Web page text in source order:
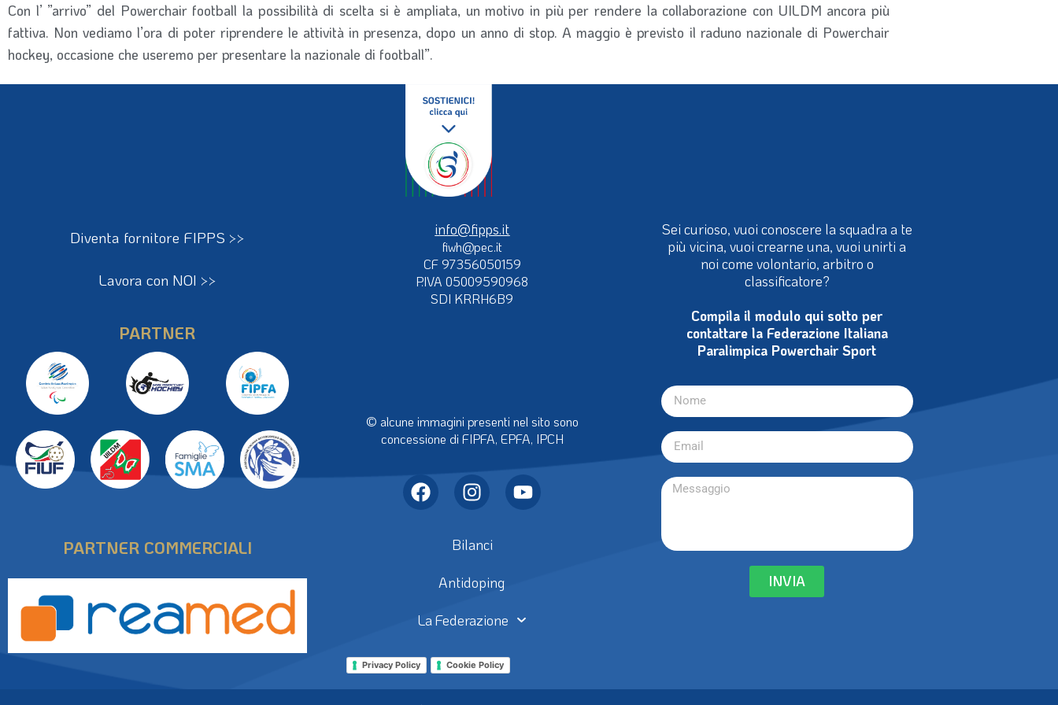
Con l’ ”arrivo” del Powerchair football la possibilità di scelta si è ampliata, un motivo in più per rendere la collaborazione con UILDM ancora più
fattiva. Non vediamo l’ora di poter riprendere le attività in presenza, dopo un anno di stop. A maggio è previsto il raduno nazionale di Powerchair
hockey, occasione che useremo per presentare la nazionale di football”.
Diventa fornitore FIPPS >>
Lavora con NOI >>
PARTNER
PARTNER COMMERCIALI
info@fipps.it
fiwh@pec.it
CF 97356050159
P.IVA 05009590968
SDI KRRH6B9
© alcune immagini presenti nel sito sono
concessione di FIPFA, EPFA, IPCH
Bilanci
Antidoping
La Federazione
Privacy Policy Cookie Policy
Sei curioso, vuoi conoscere la squadra a te
più vicina, vuoi crearne una, vuoi unirti a
noi come volontario, arbitro o
classificatore?
Compila il modulo qui sotto per
contattare la Federazione Italiana
Paralimpica Powerchair Sport
INVIA